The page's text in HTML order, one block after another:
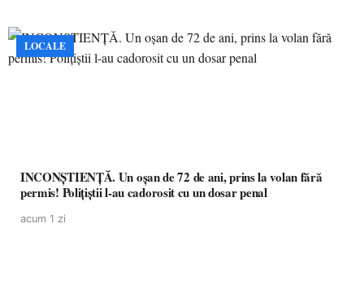
LOCALE
INCONȘTIENȚĂ. Un oșan de 72 de ani, prins la volan fără
permis! Polițiștii l-au cadorosit cu un dosar penal
acum 1 zi